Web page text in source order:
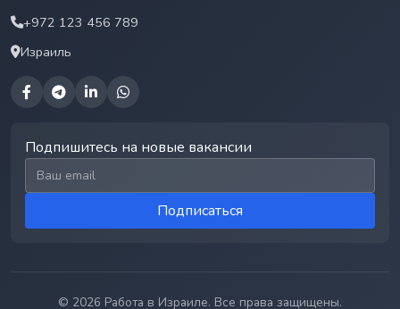
+972 123 456 789
Израиль
Подпишитесь на новые вакансии
Email для подписки
Подписаться
© 2026 Работа в Израиле. Все права защищены.